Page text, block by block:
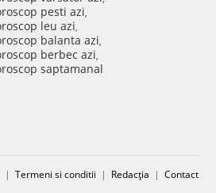
pesti azi,
leu azi,
balanta azi,
berbec azi,
saptamanal
| Termeni si conditii | Redacţia | Contact